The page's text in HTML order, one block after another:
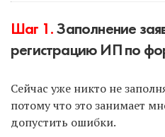
Подать документы
Чтобы воспользоваться
подать документы
выберите услугу —
Шаг 1. Заполнение
регистрацию ИП по
Сейчас уже никто не
потому что это занимает
допустить ошибки.